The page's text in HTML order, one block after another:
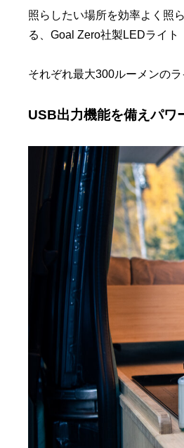
照らしたい場所を効率よく照
る、Goal Zero社製LEDライト
それぞれ最大300ルーメンの
USB出力機能を備えパワ